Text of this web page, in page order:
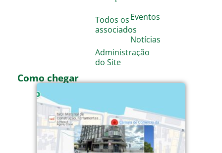
Todos os
associados
Administração
do Site
Eventos
Notícias
Como chegar